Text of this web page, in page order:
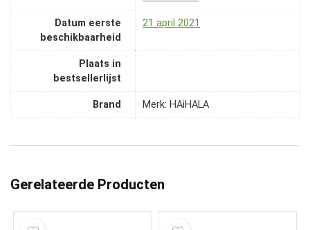
Datum eerste
beschikbaarheid
21 april 2021
Plaats in
bestsellerlijst
Brand Merk: HAiHALA
Gerelateerde Producten